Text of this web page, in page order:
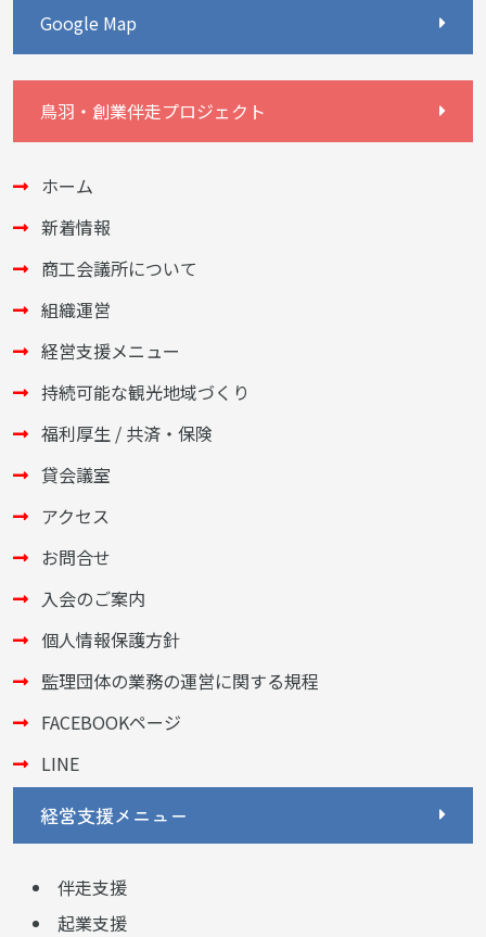
Google Map
鳥羽・創業伴走プロジェクト
ホーム
新着情報
商工会議所について
組織運営
経営支援メニュー
持続可能な観光地域づくり
福利厚生 / 共済・保険
貸会議室
アクセス
お問合せ
入会のご案内
個人情報保護方針
監理団体の業務の運営に関する規程
FACEBOOKページ
LINE
経営支援メニュー
伴走支援
起業支援